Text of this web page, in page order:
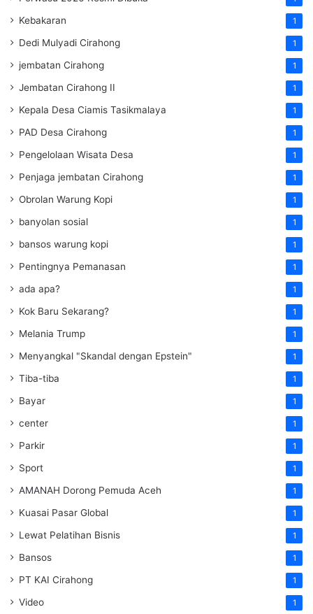
Kebakaran 1
Dedi Mulyadi Cirahong 1
jembatan Cirahong 1
Jembatan Cirahong II 1
Kepala Desa Ciamis Tasikmalaya 1
PAD Desa Cirahong 1
Pengelolaan Wisata Desa 1
Penjaga jembatan Cirahong 1
Obrolan Warung Kopi 1
banyolan sosial 1
bansos warung kopi 1
Pentingnya Pemanasan 1
ada apa? 1
Kok Baru Sekarang? 1
Melania Trump 1
Menyangkal "Skandal dengan Epstein" 1
Tiba-tiba 1
Bayar 1
center 1
Parkir 1
Sport 1
AMANAH Dorong Pemuda Aceh 1
Kuasai Pasar Global 1
Lewat Pelatihan Bisnis 1
Bansos 1
PT KAI Cirahong 1
Video 1